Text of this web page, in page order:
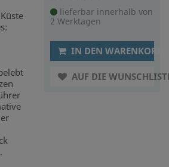
lieferbar innerhalb von
2 Werktagen
IN DEN WARENKORB
AUF DIE